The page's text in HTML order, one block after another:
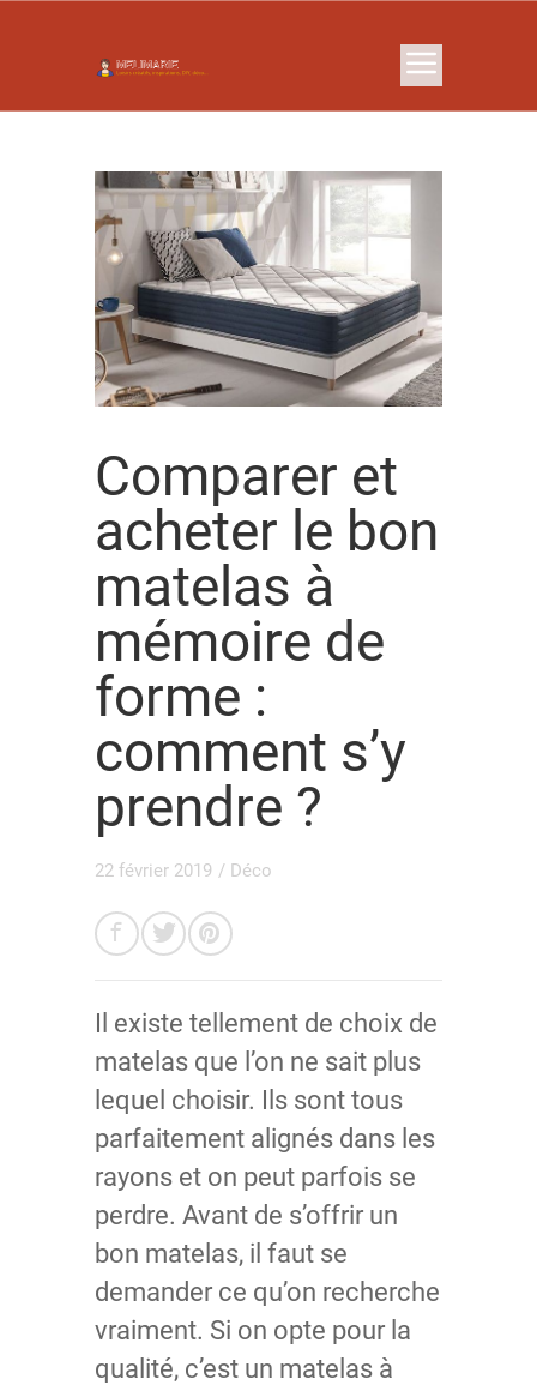
Comparer et
acheter le bon
matelas à
mémoire de
forme :
comment s’y
prendre ?
22 février 2019 / Déco
Il existe tellement de choix de
matelas que l’on ne sait plus
lequel choisir. Ils sont tous
parfaitement alignés dans les
rayons et on peut parfois se
perdre. Avant de s’offrir un
bon matelas, il faut se
demander ce qu’on recherche
vraiment. Si on opte pour la
qualité, c’est un matelas à